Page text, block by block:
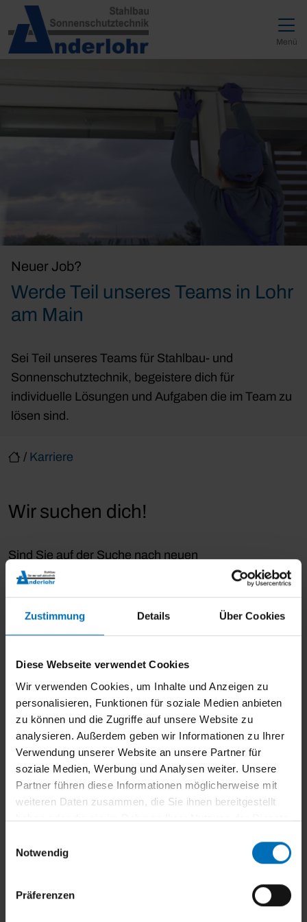
Zustimmung Details Über Cookies
Diese Webseite verwendet Cookies
Wir verwenden Cookies, um Inhalte und Anzeigen zu
personalisieren, Funktionen für soziale Medien anbieten
zu können und die Zugriffe auf unsere Website zu
analysieren. Außerdem geben wir Informationen zu Ihrer
Verwendung unserer Website an unsere Partner für
soziale Medien, Werbung und Analysen weiter. Unsere
Partner führen diese Informationen möglicherweise mit
weiteren Daten zusammen, die Sie ihnen bereitgestellt
haben oder die sie im Rahmen Ihrer Nutzung der Dienste
Notwendig
Präferenzen
zur Top-Navigation
zur Hauptnavigation
Inhalt springen
zum Footer
Hauptnavigation Menü
/ Karriere
Neuer Job?
Werde Teil unseres Teams in Lohr
am Main
Sei Teil unseres Teams für Stahlbau- und
Sonnenschutztechnik, begeistere dich für
individuelle Lösungen und Aufgaben die im Team zu
lösen sind.
Wir suchen dich!
Sind Sie auf der Suche nach neuen
Herausforderungen? Haben wir Sie neugierig
gemacht? Werden Sie Teil unseres Teams! Wir freuen
uns auf Sie!